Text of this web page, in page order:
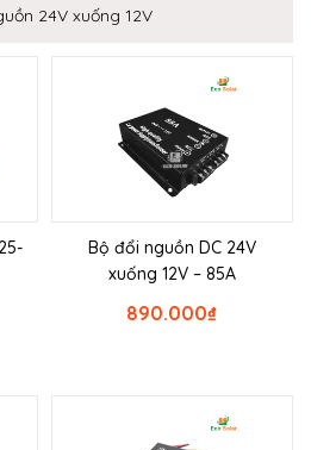
24V xuống 12V
Bộ đổi nguồn DC 24V
xuống 12V – 85A
₫
890.000